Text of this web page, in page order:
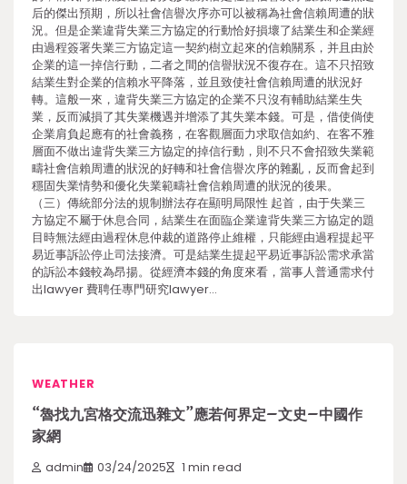
后的傑出預期，所以社會信譽次序亦可以被稱為社會信賴周遭的狀
況。但是企業違背失業三方協定的行動恰好損壞了結業生和企業經
由過程簽署失業三方協定這一契約樹立起來的信賴關系，并且由於
企業的這一掉信行動，二者之間的信譽狀況不復存在。這不只招致
結業生對企業的信賴水平降落，並且致使社會信賴周遭的狀況好
轉。這般一來，違背失業三方協定的企業不只沒有輔助結業生失
業，反而減損了其失業機遇并增添了其失業本錢。可是，借使倘使
企業肩負起應有的社會義務，在客觀層面力求取信如約、在客不雅
層面不做出違背失業三方協定的掉信行動，則不只不會招致失業範
疇社會信賴周遭的狀況的好轉和社會信譽次序的雜亂，反而會起到
穩固失業情勢和優化失業範疇社會信賴周遭的狀況的後果。
（三）傳統部分法的規制辦法存在顯明局限性 起首，由于失業三
方協定不屬于休息合同，結業生在面臨企業違背失業三方協定的題
目時無法經由過程休息仲裁的道路停止維權，只能經由過程提起平
易近事訴訟停止司法接濟。可是結業生提起平易近事訴訟需求承當
的訴訟本錢較為昂揚。從經濟本錢的角度來看，當事人普通需求付
出lawyer 費聘任專門研究lawyer…
WEATHER
“魯找九宮格交流迅雜文”應若何界定–文史–中國作
家網
admin 03/24/2025 1 min read